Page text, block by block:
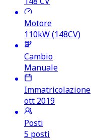
Motore
110kW (148CV)
Cambio
Manuale
Immatricolazione
ott 2019
Posti
5 posti